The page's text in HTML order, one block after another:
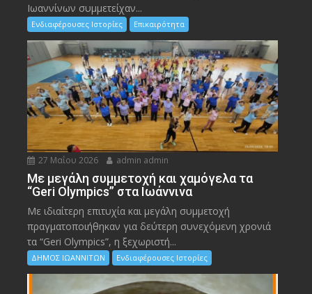
Ιωαννίνων συμμετείχαν...
Ενδιαφέρουσες Ιστορίες Επικαιρότητα
27 Μαΐου 2026 admin admin
Με μεγάλη συμμετοχή και χαμόγελα τα
“Geri Olympics” στα Ιωάννινα
Με ιδιαίτερη επιτυχία και μεγάλη συμμετοχή
πραγματοποιήθηκαν για δεύτερη συνεχόμενη χρονιά
τα “Geri Olympics”, η ξεχωριστή...
ΔΗΜΟΣ ΙΩΑΝΝΙΤΩΝ Ενδιαφέρουσες Ιστορίες